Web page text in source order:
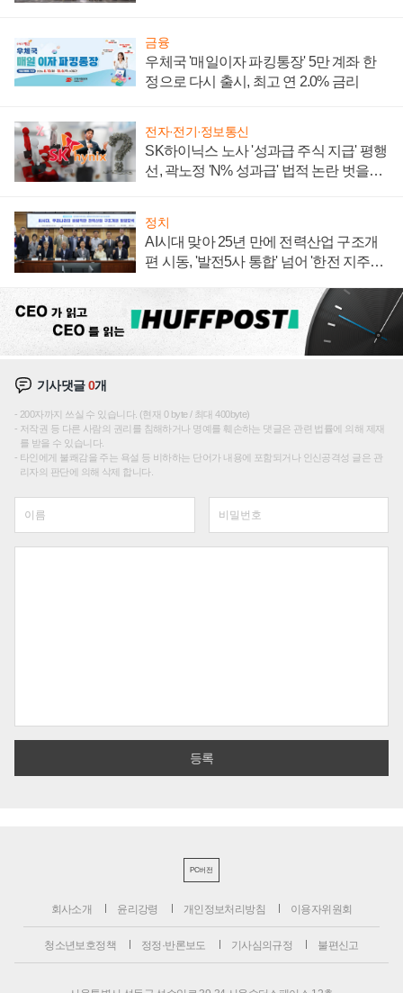
금융
우체국 '매일이자 파킹통장' 5만 계좌 한
정으로 다시 출시, 최고 연 2.0% 금리
전자·전기·정보통신
SK하이닉스 노사 '성과급 주식 지급' 평행
선, 곽노정 'N% 성과급' 법적 논란 벗을지
정치
AI시대 맞아 25년 만에 전력산업 구조개
편 시동, '발전5사 통합' 넘어 '한전 지주사'
기사댓글0개
200자까지 쓰실 수 있습니다. (현재 0 byte / 최대 400byte)
저작권 등 다른 사람의 권리를 침해하거나 명예를 훼손하는 댓글은 관련 법률에 의해 제재
를 받을 수 있습니다.
타인에게 불쾌감을 주는 욕설 등 비하하는 단어가 내용에 포함되거나 인신공격성 글은 관
리자의 판단에 의해 삭제 합니다.
PC버전
회사소개 윤리강령 개인정보처리방침 이용자위원회
청소년보호정책 정정·반론보도 기사심의규정 불편신고